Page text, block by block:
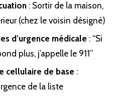
: Sortir de la maison,
(chez le voisin désigné)
d’urgence médicale : “Si
plus, j’appelle le 911”
cellulaire de base :
de la liste